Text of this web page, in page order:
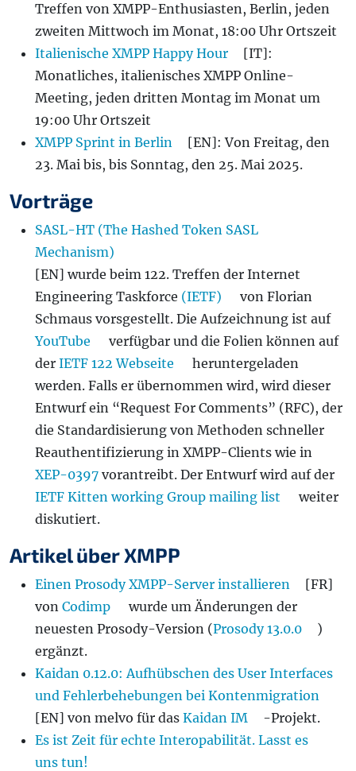
Treffen von XMPP-Enthusiasten, Berlin, jeden
zweiten Mittwoch im Monat, 18:00 Uhr Ortszeit
Italienische XMPP Happy Hour
[IT]:
Monatliches, italienisches XMPP Online-
Meeting, jeden dritten Montag im Monat um
19:00 Uhr Ortszeit
XMPP Sprint in Berlin
[EN]: Von Freitag, den
23. Mai bis, bis Sonntag, den 25. Mai 2025.
Vorträge
SASL-HT (The Hashed Token SASL
Mechanism)
[EN] wurde beim 122. Treffen der Internet
Engineering Taskforce (IETF)
von Florian
Schmaus vorsgestellt. Die Aufzeichnung ist auf
YouTube
verfügbar und die Folien können auf
der IETF 122 Webseite
heruntergeladen
werden. Falls er übernommen wird, wird dieser
Entwurf ein “Request For Comments” (RFC), der
die Standardisierung von Methoden schneller
Reauthentifizierung in XMPP-Clients wie in
XEP-0397 vorantreibt. Der Entwurf wird auf der
IETF Kitten working Group mailing list
weiter
diskutiert.
Artikel über XMPP
Einen Prosody XMPP-Server installieren
[FR]
von Codimp
wurde um Änderungen der
neuesten Prosody-Version (Prosody 13.0.0
)
ergänzt.
Kaidan 0.12.0: Aufhübschen des User Interfaces
und Fehlerbehebungen bei Kontenmigration
[EN] von melvo für das Kaidan IM
-Projekt.
Es ist Zeit für echte Interopabilität. Lasst es
uns tun!